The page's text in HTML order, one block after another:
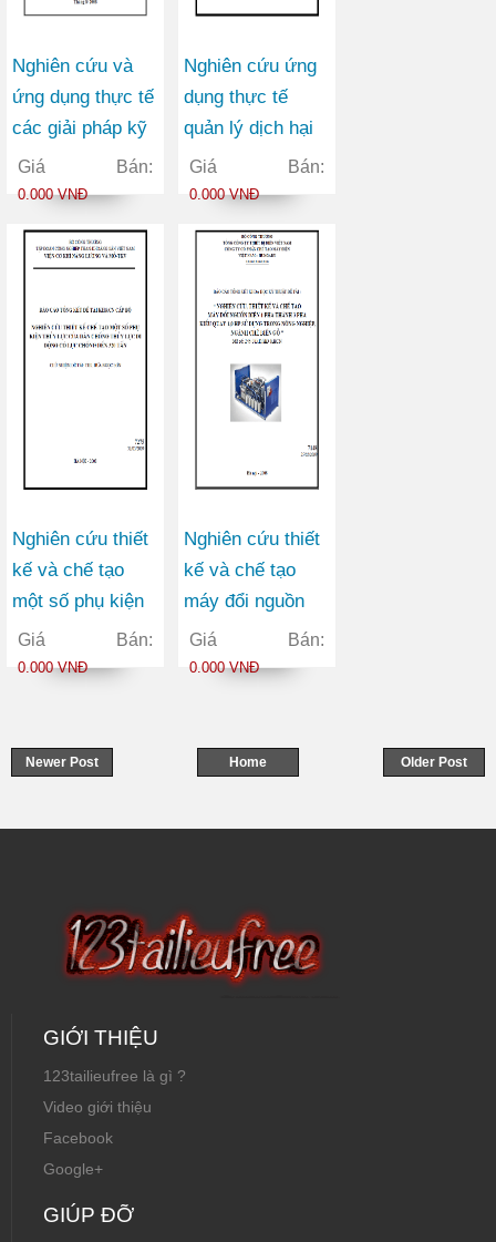
Nghiên cứu và
ứng dụng thực tế
các giải pháp kỹ
thuật canh tác và
quản lý tổng hợp
hại chủ yếu trên
Đăk Nông
Giá Bán:
0.000 VNĐ
Nghiên cứu ứng
dụng thực tế
quản lý dịch hại
tổng hợp (IPM)
và một số giải
nâng cao năng
vững ở Đăk Lăk
Giá Bán:
0.000 VNĐ
Nghiên cứu thiết
kế và chế tạo
một số phụ kiện
thuỷ lực của giàn
chống thuỷ lực di
tấn
Giá Bán:
0.000 VNĐ
Nghiên cứu thiết
kế và chế tạo
máy đổi nguồn
điện 1 pha thành
3 pha kiểu quay
nghiệp, ngành
Giá Bán:
0.000 VNĐ
Newer Post Older Post
Home
GIỚI THIỆU
123tailieufree là gì ?
Video giới thiệu
Facebook
Google+
GIÚP ĐỠ